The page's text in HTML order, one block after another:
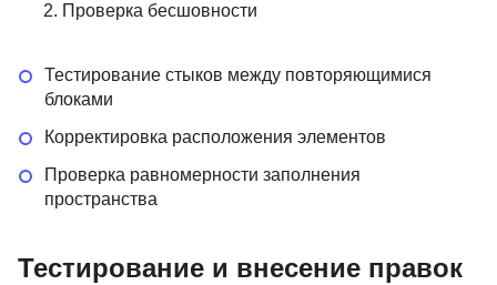
Проверка бесшовности
Тестирование стыков между повторяющимися
блоками
Корректировка расположения элементов
Проверка равномерности заполнения
пространства
Тестирование и внесение правок